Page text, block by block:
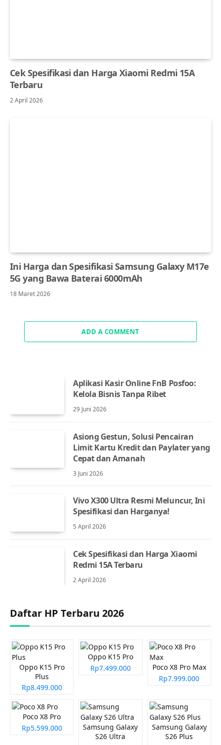
Cek Spesifikasi dan Harga Xiaomi Redmi 15A
Terbaru
2 April 2026
Ini Harga dan Spesifikasi Samsung Galaxy M17e
5G yang Bawa Baterai 6000mAh
18 Maret 2026
ADD A COMMENT
Aplikasi Kasir Online FnB Posfoo:
Kelola Bisnis Tanpa Ribet
29 Juni 2026
Asiong Gestun, Solusi Pencairan
Limit Kartu Kredit dan Paylater yang
Cepat dan Amanah
3 Juni 2026
Vivo X300 Ultra Resmi Meluncur, Ini
Spesifikasi dan Harganya!
5 April 2026
Cek Spesifikasi dan Harga Xiaomi
Redmi 15A Terbaru
2 April 2026
Daftar HP Terbaru 2026
Oppo K15 Pro
Plus
Rp8.499.000
Oppo K15 Pro
Rp7.499.000
Poco X8 Pro Max
Rp7.999.000
Poco X8 Pro
Rp5.599.000
Samsung Galaxy
S26 Ultra
Samsung Galaxy
S26 Plus